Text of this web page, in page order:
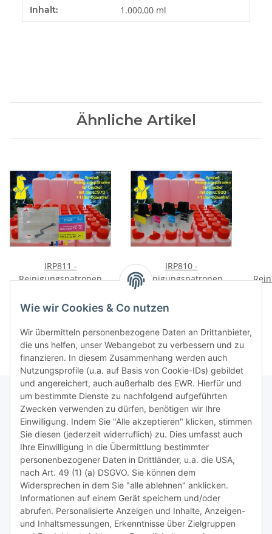
Inhalt: 1.000,00 ml
Ähnliche Artikel
IRP811 -
Reinigungspatronen
Druckkopfreiniger
0,03 € pro 1 ml
IRP810 -
Reinigungspatronen
Druckkopfreiniger
0,03 € pro 1 ml
TiDis Lizenzsystem
Meist besuchte Seiten:
Tipps & Tricks rund um Sublimation
TiDis Videos auf Youtube
Nachfüllpreise für Druckerpatronen
Wie wir Cookies & Co nutzen
Wir übermitteln personenbezogene Daten an Drittanbieter,
die uns helfen, unser Webangebot zu verbessern und zu
finanzieren. In diesem Zusammenhang werden auch
Nutzungsprofile (u.a. auf Basis von Cookie-IDs) gebildet
und angereichert, auch außerhalb des EWR. Hierfür und
um bestimmte Dienste zu nachfolgend aufgeführten
Zwecken verwenden zu dürfen, benötigen wir Ihre
Einwilligung. Indem Sie "Alle akzeptieren" klicken, stimmen
Sie diesen (jederzeit widerruflich) zu. Dies umfasst auch
Ihre Einwilligung in die Übermittlung bestimmter
personenbezogener Daten in Drittländer, u.a. die USA,
nach Art. 49 (1) (a) DSGVO. Sie können dem
Widersprechen in dem Sie "alle ablehnen" anklicken.
Informationen auf einem Gerät speichern und/oder
abrufen. Personalisierte Anzeigen und Inhalte, Anzeigen-
und Inhaltsmessungen, Erkenntnisse über Zielgruppen